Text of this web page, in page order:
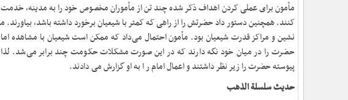
مأمون برای عملی کردن اهداف ذکر شده چند تن از مأموران مخصوص خود را به مدینه،
کنند. همچنین دستور داد حضرتش را از راهی که کمتر با شیعیان برخورد داشته باشد،
نشین و مراکز قدرت شیعیان بود. مأمون احتمال می‌داد که ممکن است شیعیان با مشاهده
حضرت را در میان خود نگه دارند که در این صورت مشکلات حکومت چند برابر می‌شد. لذا
پیوسته حضرت را زیر نظر داشتند و اعمال امام ر ا به او گزارش می دادند.
حدیث سلسلة الذهب